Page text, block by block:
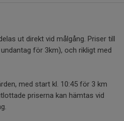
ut direkt vid målgång. Priser till
för 3km), och rikligt med
med start kl. 10:45 för 3 km
priserna kan hämtas vid